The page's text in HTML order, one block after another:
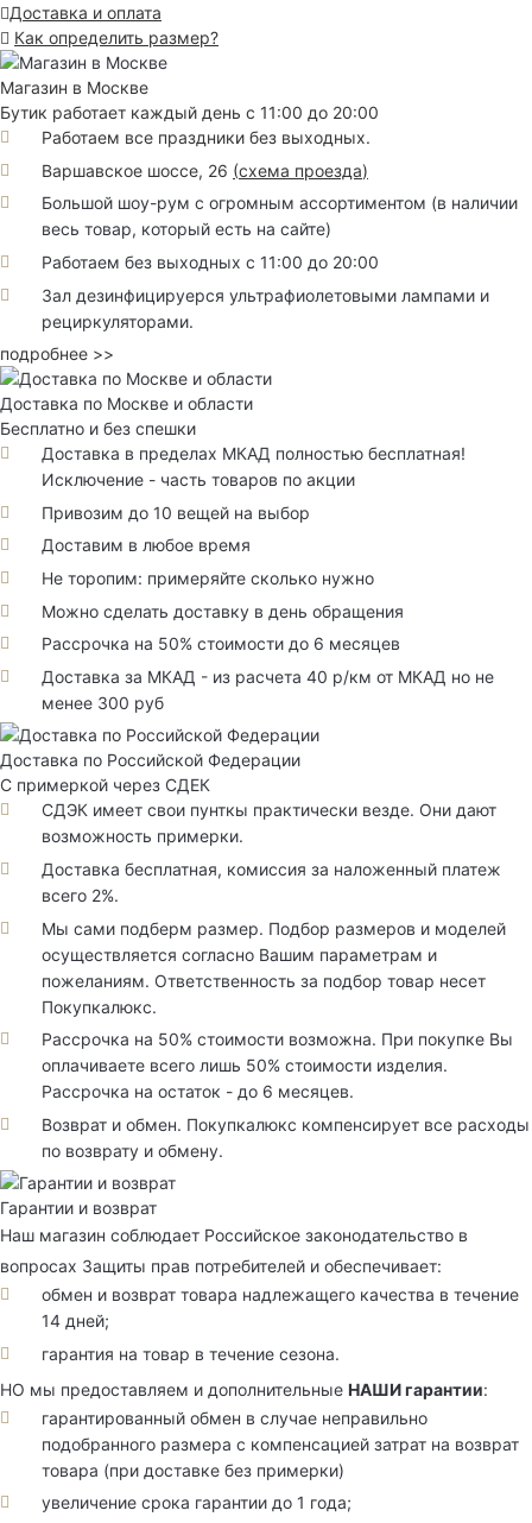
Доставка и оплата
Как определить размер?
Магазин в Москве
Бутик работает каждый день с 11:00 до 20:00
Работаем все праздники без выходных.
Варшавское шоссе, 26 (схема проезда)
Большой шоу-рум с огромным ассортиментом (в наличии
весь товар, который есть на сайте)
Работаем без выходных с 11:00 до 20:00
Зал дезинфицируерся ультрафиолетовыми лампами и
рециркуляторами.
подробнее >>
Доставка по Москве и области
Бесплатно и без спешки
Доставка в пределах МКАД полностью бесплатная!
Исключение - часть товаров по акции
Привозим до 10 вещей на выбор
Доставим в любое время
Не торопим: примеряйте сколько нужно
Можно сделать доставку в день обращения
Рассрочка на 50% стоимости до 6 месяцев
Доставка за МКАД - из расчета 40 р/км от МКАД но не
менее 300 руб
Доставка по Российской Федерации
С примеркой через СДЕК
СДЭК имеет свои пунткы практически везде. Они дают
возможность примерки.
Доставка бесплатная, комиссия за наложенный платеж
всего 2%.
Мы сами подберм размер. Подбор размеров и моделей
осуществляется согласно Вашим параметрам и
пожеланиям. Ответственность за подбор товар несет
Покупкалюкс.
Рассрочка на 50% стоимости возможна. При покупке Вы
оплачиваете всего лишь 50% стоимости изделия.
Рассрочка на остаток - до 6 месяцев.
Возврат и обмен. Покупкалюкс компенсирует все расходы
по возврату и обмену.
Гарантии и возврат
Наш магазин соблюдает Российское законодательство в
вопросах Защиты прав потребителей и обеспечивает:
обмен и возврат товара надлежащего качества в течение
14 дней;
гарантия на товар в течение сезона.
НО мы предоставляем и дополнительные НАШИ гарантии:
гарантированный обмен в случае неправильно
подобранного размера с компенсацией затрат на возврат
товара (при доставке без примерки)
увеличение срока гарантии до 1 года;